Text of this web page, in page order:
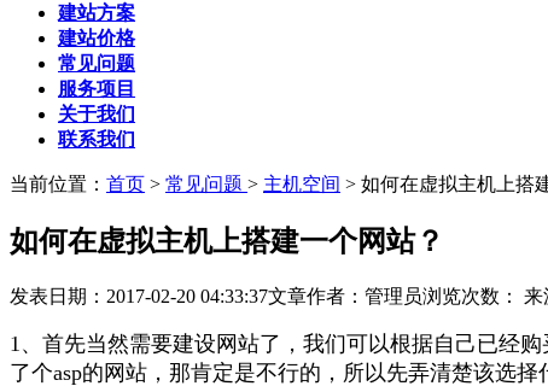
建站方案
建站价格
常见问题
服务项目
关于我们
联系我们
当前位置： 首页 > 常见问题 > 主机空间 > 如何在虚拟主机上搭
如何在虚拟主机上搭建一个网站？
发表日期：2017-02-20 04:33:37文章作者：管理员浏览次数： 来
1、首先当然需要建设网站了，我们可以根据自己已经
了个asp的网站，那肯定是不行的，所以先弄清楚该选